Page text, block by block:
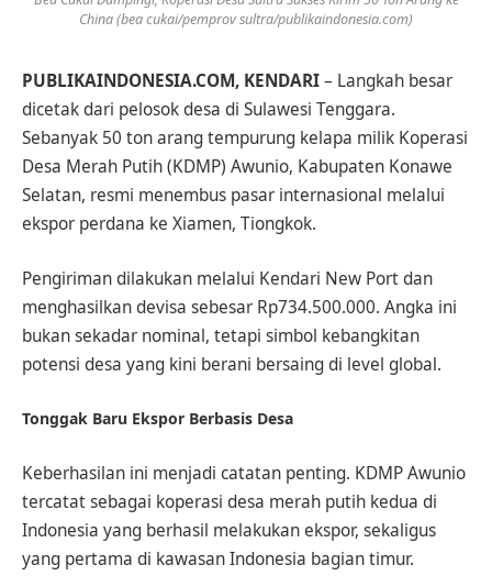
China (bea cukai/pemprov sultra/publikaindonesia.com)
PUBLIKAINDONESIA.COM, KENDARI– Langkah besar
dicetak dari pelosok desa di Sulawesi Tenggara.
Sebanyak 50 ton arang tempurung kelapa milik Koperasi
Desa Merah Putih (KDMP) Awunio, Kabupaten Konawe
Selatan, resmi menembus pasar internasional melalui
ekspor perdana ke Xiamen, Tiongkok.
Pengiriman dilakukan melalui Kendari New Port dan
menghasilkan devisa sebesar Rp734.500.000. Angka ini
bukan sekadar nominal, tetapi simbol kebangkitan
potensi desa yang kini berani bersaing di level global.
Tonggak Baru Ekspor Berbasis Desa
Keberhasilan ini menjadi catatan penting. KDMP Awunio
tercatat sebagai koperasi desa merah putih kedua di
Indonesia yang berhasil melakukan ekspor, sekaligus
yang pertama di kawasan Indonesia bagian timur.